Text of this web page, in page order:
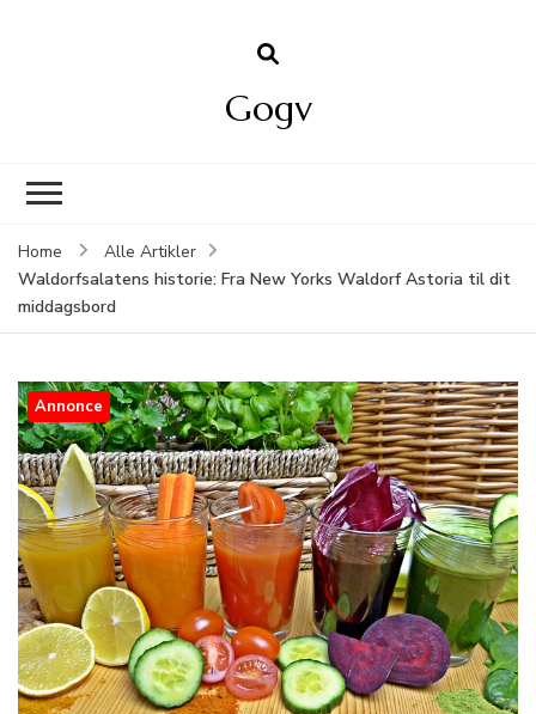
Gogv
Home
Alle Artikler
Waldorfsalatens historie: Fra New Yorks Waldorf Astoria til dit
middagsbord
Annonce